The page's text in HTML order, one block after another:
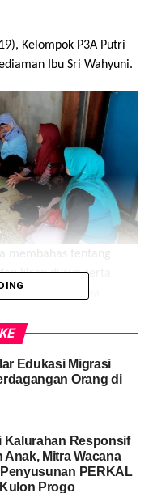
Kelompok P3A Putri
Ibu Sri Wahyuni.
membahas tentang
kirap dusun serta
keputusan bahwa
dikediaman Ibuu
Edukasi Migrasi
Orang di
Kalurahan Responsif
Anak, Mitra Wacana
PERKAL
Progo